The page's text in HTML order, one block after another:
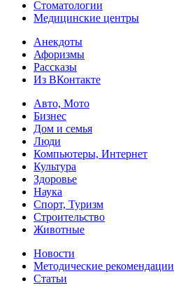
Стоматологии
Медицинские центры
Анекдоты
Афоризмы
Рассказы
Из ВКонтакте
Авто, Мото
Бизнес
Дом и семья
Люди
Компьютеры, Интернет
Культура
Здоровье
Наука
Спорт, Туризм
Строительство
Животные
Новости
Методические рекомендации
Статьи